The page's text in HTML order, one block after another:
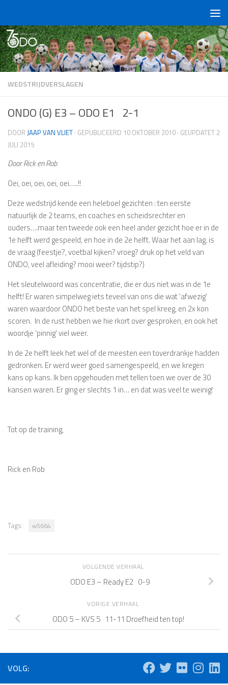
WEDSTRIJDVERSLAGEN
ONDO (G) E3 – ODO E1 2-1
DOOR JAAP VAN VLIET · GEPUBLICEERD 10 OKTOBER 2010 · GEÜPDATET 2
JULI 2015
Door Rick en Rob
Oei, oei, oei, oei, oei…..!!
Deze wedstrijd kende een heleboel gezichten : ten eerste
natuurlijk de 2 teams, en coaches en scheidsrechter en
ouders….maar ten tweede ook een heel ander gezicht hoe er in de
1e helft werd gespeeld, en hoe in de 2e helft. Waar het aan lag, is
de vraag (feestje?, voetbal kijken? vroeg? druk op het veld van
ONDO, veel afleiding? mooi weer? tijdstip?)
Het sleutelwoord was concentratie, die er dus niet was in de 1e
helft! Er waren simpelweg iets teveel van ons die wat 'afwezig'
waren waardoor ONDO het beste van het spel kreeg, en 2x kon
scoren. In de rust hebben we hie rkort over gesproken, en ook het
woordje 'pinnig' viel weer.
In de 2e helft leek het wel of de meesten een toverdrankje hadden
gedronken. Er werd weer goed samengespeeld, en we kregen
kans op kans. Ik ben opgehouden met tellen toen we over de 30
kansen waren. Er ging er slechts 1 in… en dat was veel te weinig!
Tot op de training,
Rick en Rob
Tags: w5664
VOLGENDE VERHAAL
ODO E3 – Ready E2 0-9
VORIGE VERHAAL
ODO 5 – KVS 5 11-11 Droefheid ten top!
VOLG: